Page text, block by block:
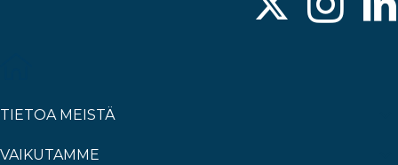
TIETOA MEISTÄ
VAIKUTAMME